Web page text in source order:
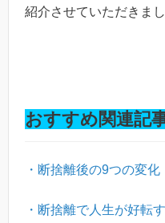
紹介させていただきまし
おすすめ関連記
・断捨離後の9つの変化
・断捨離で人生が好転